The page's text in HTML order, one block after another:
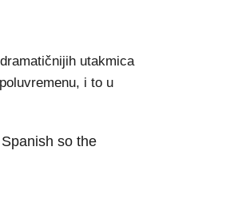
utakmica
i to u
so the